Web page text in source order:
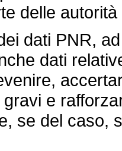
delle
dati PNR,
dati
e
se del caso,